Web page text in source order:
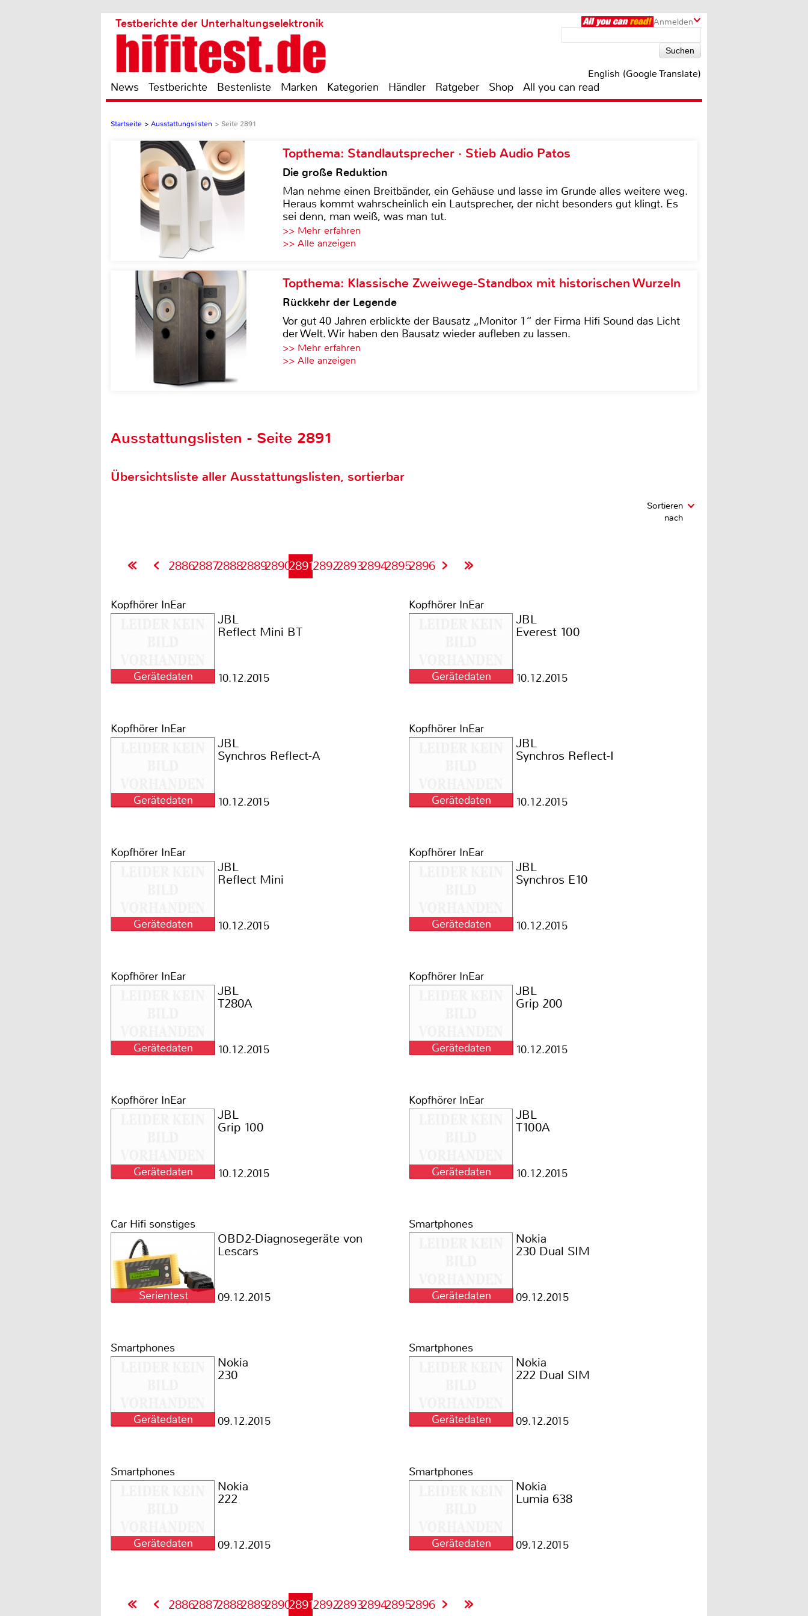
Anmelden
Testberichte der Unterhaltungselektronik
English (Google Translate)
News Testberichte Bestenliste Marken Kategorien Händler Ratgeber Shop All you can read
Startseite > Ausstattungslisten > Seite 2891
Topthema: Standlautsprecher · Stieb Audio Patos
Die große Reduktion
Man nehme einen Breitbänder, ein Gehäuse und lasse im Grunde alles weitere weg.
Heraus kommt wahrscheinlich ein Lautsprecher, der nicht besonders gut klingt. Es
sei denn, man weiß, was man tut.
>> Mehr erfahren
>> Alle anzeigen
Topthema: Klassische Zweiwege-Standbox mit historischen Wurzeln
Rückkehr der Legende
Vor gut 40 Jahren erblickte der Bausatz „Monitor 1“ der Firma Hifi Sound das Licht
der Welt. Wir haben den Bausatz wieder aufleben zu lassen.
>> Mehr erfahren
>> Alle anzeigen
Ausstattungslisten - Seite 2891
Übersichtsliste aller Ausstattungslisten, sortierbar
Sortieren
nach
28862887288828892890289128922893289428952896
Kopfhörer InEar
Gerätedaten
JBL
Reflect Mini BT
10.12.2015
Kopfhörer InEar
Gerätedaten
JBL
Everest 100
10.12.2015
Kopfhörer InEar
Gerätedaten
JBL
Synchros Reflect-A
10.12.2015
Kopfhörer InEar
Gerätedaten
JBL
Synchros Reflect-I
10.12.2015
Kopfhörer InEar
Gerätedaten
JBL
Reflect Mini
10.12.2015
Kopfhörer InEar
Gerätedaten
JBL
Synchros E10
10.12.2015
Kopfhörer InEar
Gerätedaten
JBL
T280A
10.12.2015
Kopfhörer InEar
Gerätedaten
JBL
Grip 200
10.12.2015
Kopfhörer InEar
Gerätedaten
JBL
Grip 100
10.12.2015
Kopfhörer InEar
Gerätedaten
JBL
T100A
10.12.2015
Car Hifi sonstiges
Serientest
OBD2-Diagnosegeräte von
Lescars
09.12.2015
Smartphones
Gerätedaten
Nokia
230 Dual SIM
09.12.2015
Smartphones
Gerätedaten
Nokia
230
09.12.2015
Smartphones
Gerätedaten
Nokia
222 Dual SIM
09.12.2015
Smartphones
Gerätedaten
Nokia
222
09.12.2015
Smartphones
Gerätedaten
Nokia
Lumia 638
09.12.2015
28862887288828892890289128922893289428952896